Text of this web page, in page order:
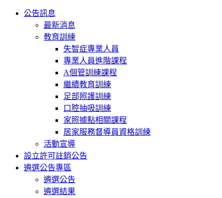
公告訊息
最新消息
教育訓練
失智症專業人員
專業人員進階課程
A個管訓練課程
繼續教育訓練
足部照護訓練
口腔抽吸訓練
家照據點相關課程
居家服務督導員資格訓練
活動宣導
設立許可註銷公告
遴選公告專區
遴選公告
遴選結果